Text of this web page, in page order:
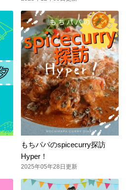
もちパパのspicecurry探訪
Hyper！
2025年05年28日更新